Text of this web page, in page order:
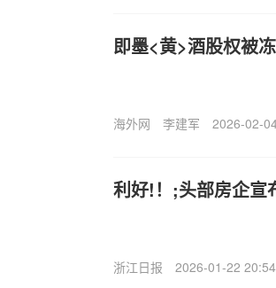
即墨<黄>酒股权被
海外网 李建军 2026-02-
利好!！;头部房企宣
浙江日报 2026-01-22